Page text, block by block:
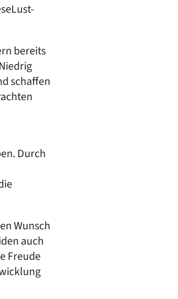
bereits
schaffen
Durch
Wunsch
auch
Freude